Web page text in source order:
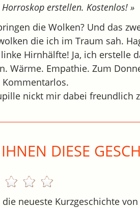
erstellen. Kostenlos! »
die Wolken? Und das
die ich im Traum sah.
Hirnhälfte! Ja, ich erstelle
Wärme. Empathie. Zum
Kommentarlos.
nickt mir dabei freundlich
DIESE
die neueste Kurzgeschichte